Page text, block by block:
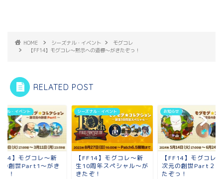
HOME シーズナル・イベント
モグコレ
【FF14】モグコレ～黙示への道標～がきたぞっ！
RELATED POST
ナル・イベント
】モグコレ～新
の創世Part1～がき
！
シーズナル・イベント
【FF14】モグコレ～新
生10周年スペシャル～が
きたぞ！
お知らせ
【FF14】モグコレ
次元の創世Part２～
たぞっ！